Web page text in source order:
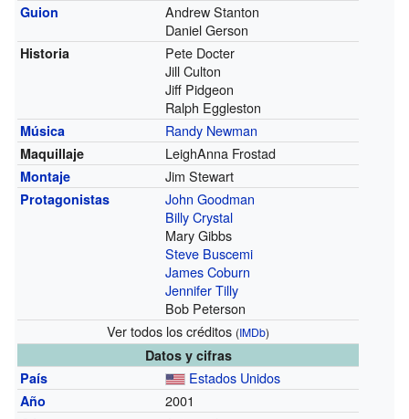
Guion
Andrew Stanton
Daniel Gerson
Historia
Pete Docter
Jill Culton
Jiff Pidgeon
Ralph Eggleston
Música Randy Newman
Maquillaje LeighAnna Frostad
Montaje Jim Stewart
Protagonistas
John Goodman
Billy Crystal
Mary Gibbs
Steve Buscemi
James Coburn
Jennifer Tilly
Bob Peterson
Ver todos los créditos (IMDb)
Datos y cifras
País
Estados Unidos
Año 2001